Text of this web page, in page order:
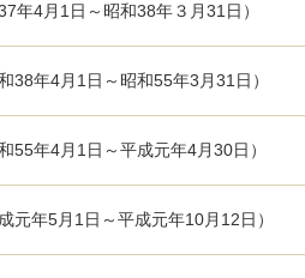
4月1日～昭和38年３月31日）
年4月1日～昭和55年3月31日）
年4月1日～平成元年4月30日）
年5月1日～平成元年10月12日）